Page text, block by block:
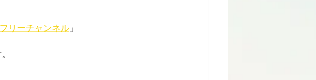
リーチャンネル 」